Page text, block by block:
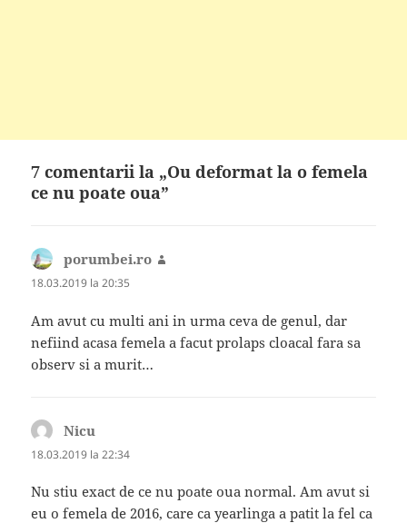
7 comentarii la „Ou deformat la o femela
ce nu poate oua”
porumbei.ro
18.03.2019 la 20:35
Am avut cu multi ani in urma ceva de genul, dar
nefiind acasa femela a facut prolaps cloacal fara sa
observ si a murit…
Nicu
18.03.2019 la 22:34
Nu stiu exact de ce nu poate oua normal. Am avut si
eu o femela de 2016, care ca yearlinga a patit la fel ca